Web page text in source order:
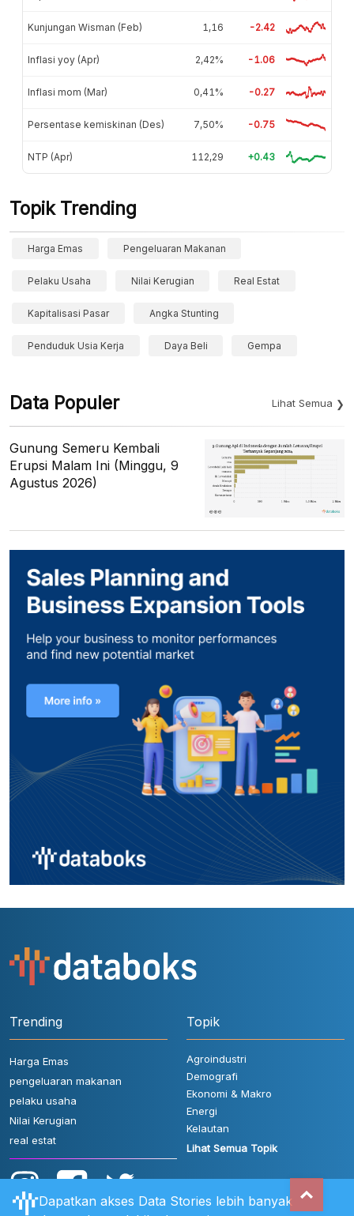
Kunjungan Wisman (Feb) 1,16 -2.42
Inflasi yoy (Apr) 2,42% -1.06
Inflasi mom (Mar) 0,41% -0.27
Persentase kemiskinan (Des) 7,50% -0.75
NTP (Apr) 112,29 +0.43
Topik Trending
Harga Emas Pengeluaran Makanan
Pelaku Usaha Nilai Kerugian Real Estat
Kapitalisasi Pasar Angka Stunting
Penduduk Usia Kerja Daya Beli Gempa
Data Populer Lihat Semua
Gunung Semeru Kembali
Erupsi Malam Ini (Minggu, 9
Agustus 2026)
Trending
Harga Emas
pengeluaran makanan
pelaku usaha
Nilai Kerugian
real estat
Topik
Agroindustri
Demografi
Ekonomi & Makro
Energi
Kelautan
Lihat Semua Topik
Dapatkan akses Data Stories lebih banyak